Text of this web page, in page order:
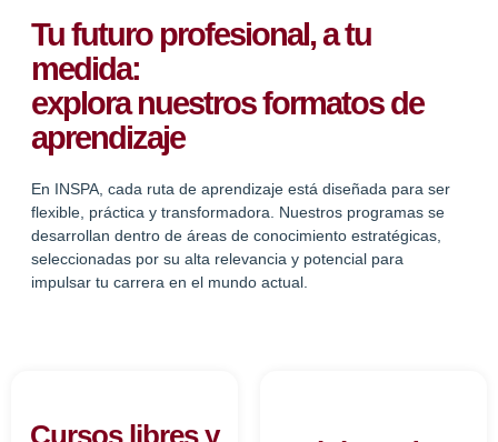
Tu futuro profesional, a tu
medida:
explora nuestros formatos de
aprendizaje
En INSPA, cada ruta de aprendizaje está diseñada para ser
flexible, práctica y transformadora. Nuestros programas se
desarrollan dentro de áreas de conocimiento estratégicas,
seleccionadas por su alta relevancia y potencial para
impulsar tu carrera en el mundo actual.
Cursos libres y